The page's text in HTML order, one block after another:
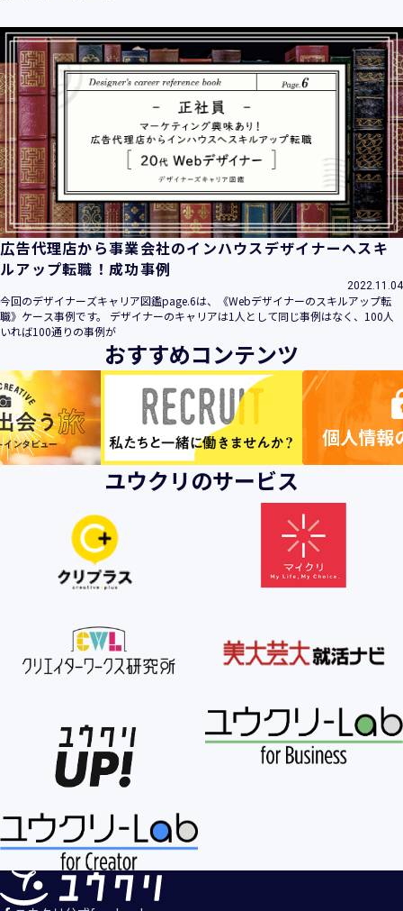
広告代理店から事業会社のインハウスデザイナーへスキ
ルアップ転職！成功事例
2022.11.04
今回のデザイナーズキャリア図鑑page.6は、《Webデザイナーのスキルアップ転
職》ケース事例です。 デザイナーのキャリアは1人として同じ事例はなく、100人
いれば100通りの事例が
おすすめコンテンツ
ユウクリのサービス